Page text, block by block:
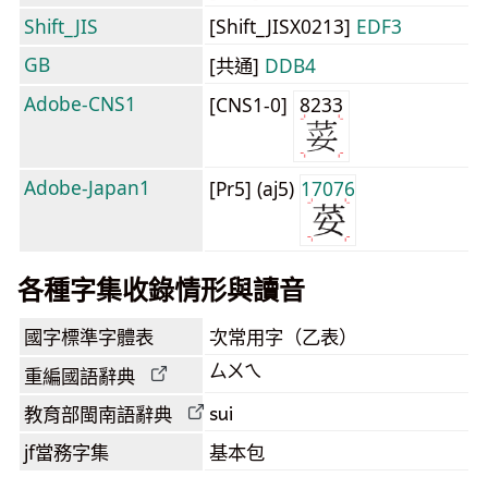
Shift_JIS
[Shift_JISX0213] EDF3
GB
[共通] DDB4
Adobe-CNS1
[CNS1-0] 8233
Adobe-Japan1 [Pr5] (aj5) 17076
各種字集收錄情形與讀音
國字標準字體表 次常用字（乙表）
重編國語辭典 ㄙㄨㄟ
教育部閩南語辭典 sui
jf當務字集 基本包